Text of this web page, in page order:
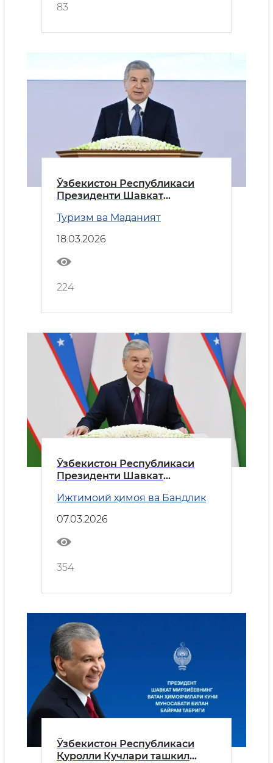
83
Ўзбекистон Республикаси
Президенти Шавкат
Ўзбекистондаги Ислом
цивилизацияси марказининг
расмий очилиш
маросимидаги нутқи
Туризм ва Маданият
18.03.2026
224
Ўзбекистон Республикаси
Президенти Шавкат
хотин-қизлар кунига
бағишланган тантанали
маросимдаги нутқи
Ижтимоий ҳимоя ва Бандлик
07.03.2026
354
Ўзбекистон Республикаси
Қуролли Кучлари ташкил